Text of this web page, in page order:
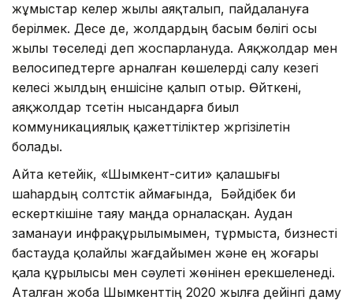
жұмыстар келер жылы аяқталып, пайдалануға
берілмек. Десе де, жолдардың басым бөлігі осы
жылы төселеді деп жоспарлануда. Аяқжолдар мен
велосипедтерге арналған көшелерді салу кезегі
келесі жылдың еншісіне қалып отыр. Өйткені,
аяқжолдар түсетін нысандарға биыл
коммуникациялық қажеттіліктер жүргізілетін
болады.
Айта кетейік, «Шымкент-сити» қалашығы
шаһардың солтүстік аймағында, Бәйдібек би
ескерткішіне таяу маңда орналасқан. Аудан
заманауи инфрақұрылымымен, тұрмыста, бизнесті
бастауда қолайлы жағдайымен және ең жоғары
қала құрылысы мен сәулеті жөнінен ерекшеленеді.
Аталған жоба Шымкенттің 2020 жылға дейінгі даму